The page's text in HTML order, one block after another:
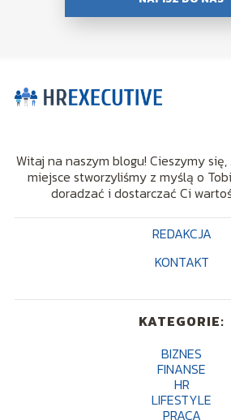
Witaj na naszym blogu! Cieszymy się,
miejsce stworzyliśmy z myślą o
doradzać i dostarczać Ci
REDAKCJA
KONTAKT
KATEGORIE:
BIZNES
FINANSE
HR
LIFESTYLE
PRACA